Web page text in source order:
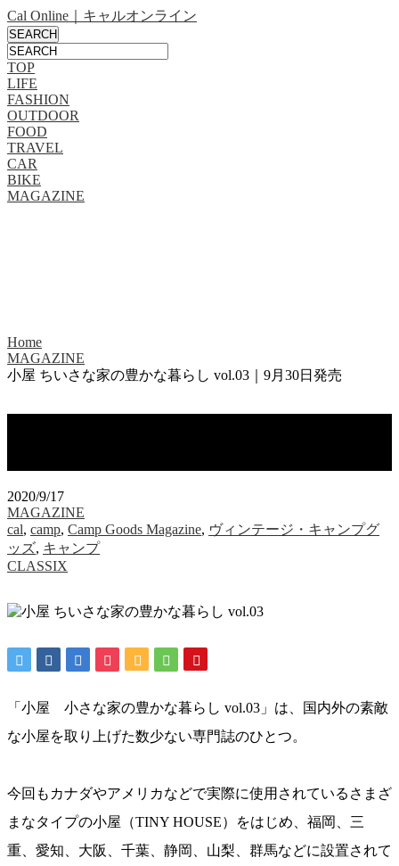
Cal Online｜キャルオンライン
TOP
LIFE
FASHION
OUTDOOR
FOOD
TRAVEL
CAR
BIKE
MAGAZINE
Home
MAGAZINE
小屋 ちいさな家の豊かな暮らし vol.03｜9月30日発売
2020/9/17
MAGAZINE
cal, camp, Camp Goods Magazine, ヴィンテージ・キャンプグ
ッズ, キャンプ
CLASSIX
「小屋 小さな家の豊かな暮らし vol.03」は、国内外の素敵
な小屋を取り上げた数少ない専門誌のひとつ。
今回もカナダやアメリカなどで実際に使用されているさまざ
まなタイプの小屋（TINY HOUSE）をはじめ、福岡、三
重、愛知、大阪、千葉、静岡、山梨、群馬などに設置されて